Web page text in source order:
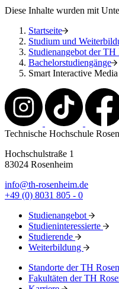
Diese Inhalte wurden mit
Startseite
Studium und
Studienangebot der TH
Bachelorstudiengänge
Smart Interactive Media
Technische Hochschule
Hochschulstraße 1
83024 Rosenheim
info@th-rosenheim.de
+49 (0) 8031 805 - 0
Studienangebot
Studieninteressierte
Studierende
Weiterbildung
Standorte der TH
Fakultäten der TH